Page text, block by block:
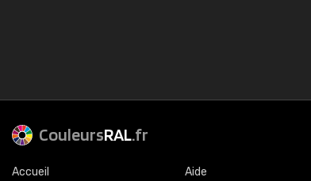
CouleursRAL.fr
Accueil Aide